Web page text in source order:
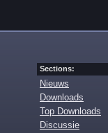
Sections:
Nieuws
Downloads
Top Downloads
Discussie